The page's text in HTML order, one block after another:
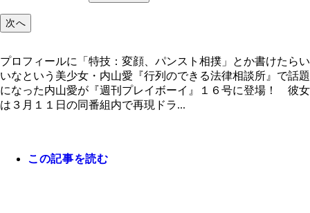
次へ
プロフィールに「特技：変顔、パンスト相撲」とか書けたらい
いなという美少女・内山愛『行列のできる法律相談所』で話題
になった内山愛が『週刊プレイボーイ』１６号に登場！ 彼女
は３月１１日の同番組内で再現ドラ...
この記事を読む